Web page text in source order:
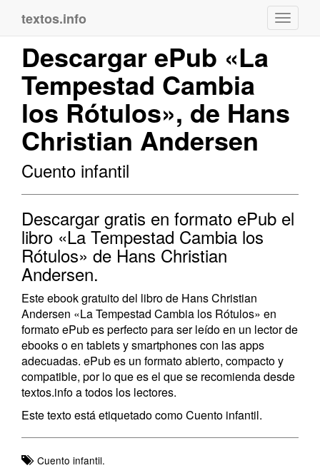
textos.info
Descargar ePub «La
Tempestad Cambia
los Rótulos», de Hans
Christian Andersen
Cuento infantil
Descargar gratis en formato ePub el
libro «La Tempestad Cambia los
Rótulos» de Hans Christian
Andersen.
Este ebook gratuito del libro de Hans Christian
Andersen «La Tempestad Cambia los Rótulos» en
formato ePub es perfecto para ser leído en un lector de
ebooks o en tablets y smartphones con las apps
adecuadas. ePub es un formato abierto, compacto y
compatible, por lo que es el que se recomienda desde
textos.info a todos los lectores.
Este texto está etiquetado como Cuento infantil.
Cuento infantil.